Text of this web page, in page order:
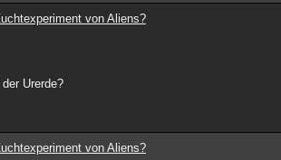
von Aliens?
Urerde?
von Aliens?